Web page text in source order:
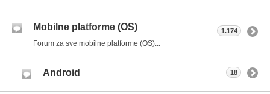
Mobilne platforme (OS)
Forum za sve mobilne platforme (OS)...
1.174
Android 18